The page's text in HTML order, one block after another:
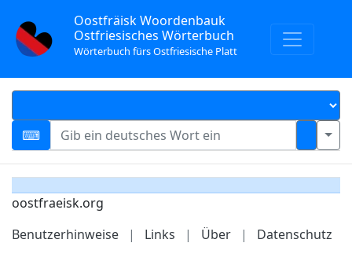
Oostfräisk Woordenbauk
Ostfriesisches Wörterbuch
Wörterbuch fürs Ostfriesische Platt
oostfraeisk.org
Benutzerhinweise
| Links | Über | Datenschutz